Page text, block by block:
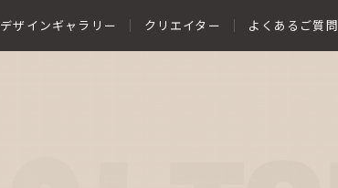
デザインギャラリー クリエイター よくあるご質問